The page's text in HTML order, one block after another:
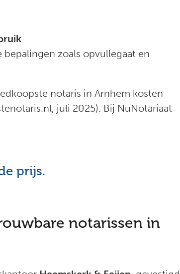
zoals opvullegaat en
notaris in Arnhem kosten
juli 2025). Bij NuNotariaat
prijs.
notarissen in